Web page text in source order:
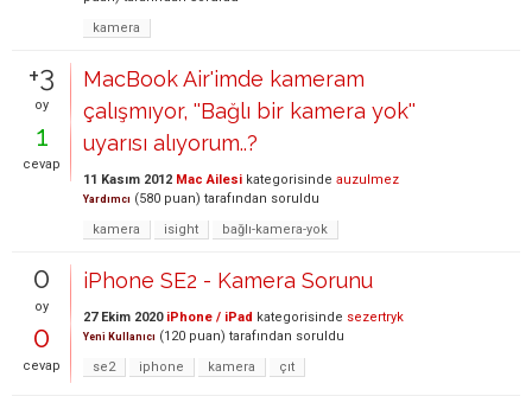
kamera
+3
oy
1
cevap
MacBook Air'imde kameram
çalışmıyor, ''Bağlı bir kamera yok''
uyarısı alıyorum..?
11 Kasım 2012 Mac Ailesi kategorisinde auzulmez
Yardımcı (580 puan) tarafından soruldu
kamera
isight bağlı-kamera-yok
0
oy
0
cevap
iPhone SE2 - Kamera Sorunu
27 Ekim 2020 iPhone / iPad kategorisinde sezertryk
Yeni Kullanıcı (120 puan) tarafından soruldu
se2
iphone kamera çıt